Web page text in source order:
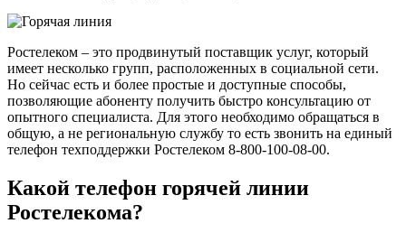
Ростелеком – это продвинутый поставщик услуг, который
имеет несколько групп, расположенных в социальной сети.
Но сейчас есть и более простые и доступные способы,
позволяющие абоненту получить быстро консультацию от
опытного специалиста. Для этого необходимо обращаться в
общую, а не региональную службу то есть звонить на единый
телефон техподдержки Ростелеком 8-800-100-08-00.
Какой телефон горячей линии
Ростелекома?